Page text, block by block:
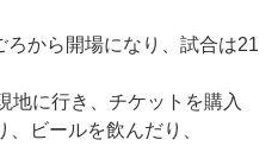
から開場になり、試合は21
地に行き、チケットを購入
ビールを飲んだり、